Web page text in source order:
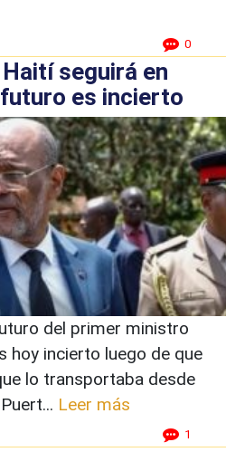
0
seguirá en
es incierto
del primer ministro
hoy incierto luego de que
lo transportaba desde
Leer más
1